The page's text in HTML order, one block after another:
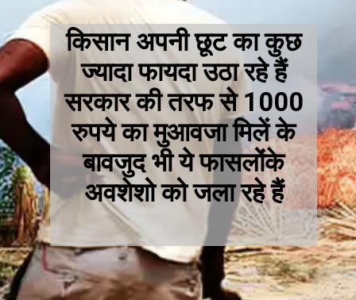
किसान अपनी छूट का कुछ
ज्यादा फायदा उठा रहे हैं
सरकार की तरफ से 1000
रुपये का मुआवजा मिलें के
बावजुद भी ये फासलोंके
अवशेशो को जला रहे हैं